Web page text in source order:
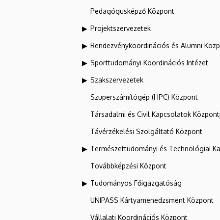
Pedagógusképző Központ
Projektszervezetek
Rendezvénykoordinációs és Alumni
Sporttudományi Koordinációs Intézet
Szakszervezetek
Szuperszámítógép (HPC) Központ
Társadalmi és Civil Kapcsolatok
Távérzékelési Szolgáltató Központ
Természettudományi és Technológiai
Továbbképzési Központ
Tudományos Főigazgatóság
UNIPASS Kártyamenedzsment Központ
Vállalati Koordinációs Központ